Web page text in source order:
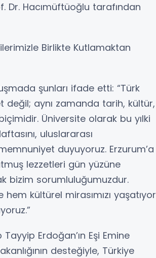
Dr. Hacımüftüoğlu tarafından
Birlikte Kutlamaktan
şunları ifade etti: “Türk
değil; aynı zamanda tarih, kültür,
Üniversite olarak bu yılki
uluslararası
duyuyoruz. Erzurum’a
lezzetleri gün yüzüne
bizim sorumluluğumuzdur.
kültürel mirasımızı yaşatıyor
Erdoğan’ın Eşi Emine
desteğiyle, Türkiye